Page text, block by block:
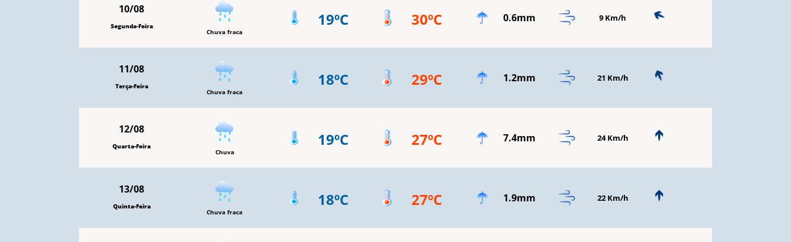
10/08
Segunda-Feira
Chuva fraca
19ºC 30ºC 0.6mm 9 Km/h
11/08
Terça-Feira
Chuva fraca
18ºC 29ºC 1.2mm 21 Km/h
12/08
Quarta-Feira
Chuva
19ºC 27ºC 7.4mm 24 Km/h
13/08
Quinta-Feira
Chuva fraca
18ºC 27ºC 1.9mm 22 Km/h